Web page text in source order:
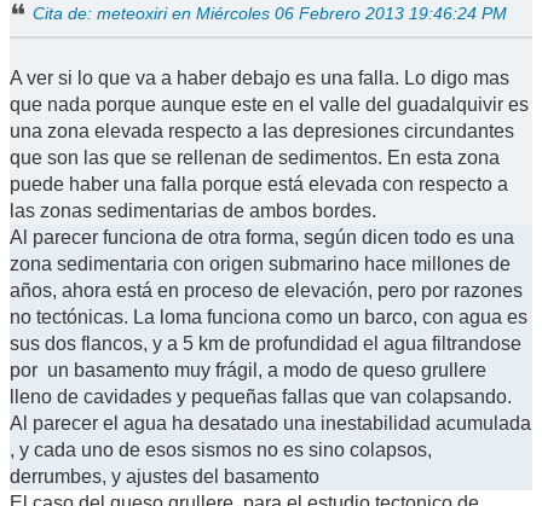
Cita de: meteoxiri en Miércoles 06 Febrero 2013 19:46:24 PM
A ver si lo que va a haber debajo es una falla. Lo digo mas
que nada porque aunque este en el valle del guadalquivir es
una zona elevada respecto a las depresiones circundantes
que son las que se rellenan de sedimentos. En esta zona
puede haber una falla porque está elevada con respecto a
las zonas sedimentarias de ambos bordes.
Al parecer funciona de otra forma, según dicen todo es una
zona sedimentaria con origen submarino hace millones de
años, ahora está en proceso de elevación, pero por razones
no tectónicas. La loma funciona como un barco, con agua es
sus dos flancos, y a 5 km de profundidad el agua filtrandose
por un basamento muy frágil, a modo de queso grullere
lleno de cavidades y pequeñas fallas que van colapsando.
Al parecer el agua ha desatado una inestabilidad acumulada
, y cada uno de esos sismos no es sino colapsos,
derrumbes, y ajustes del basamento